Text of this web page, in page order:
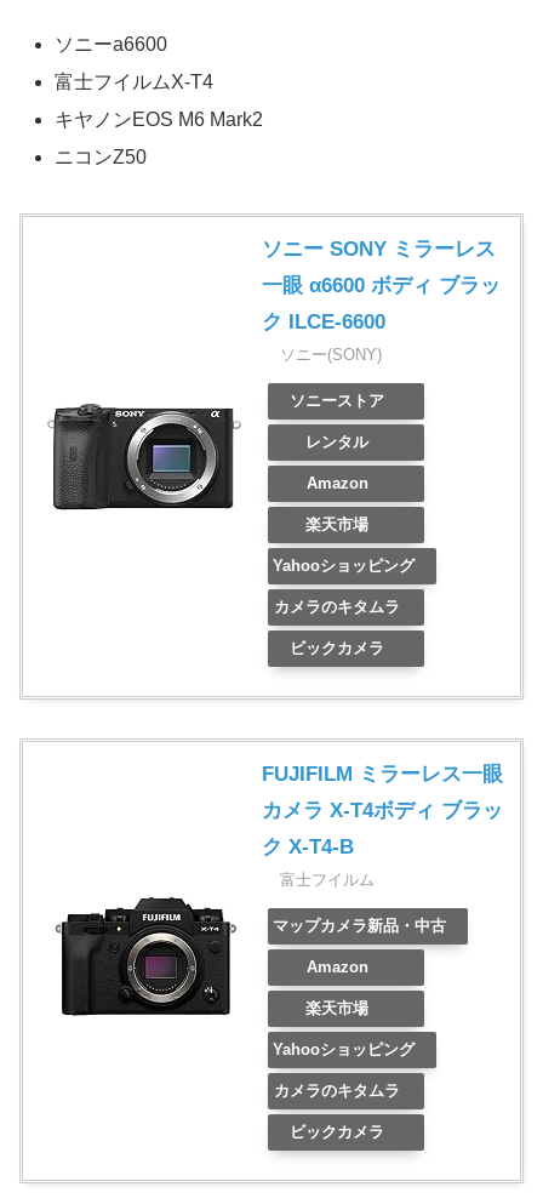
ソニーa6600
富士フイルムX-T4
キヤノンEOS M6 Mark2
ニコンZ50
ソニー SONY ミラーレス
一眼 α6600 ボディ ブラッ
ク ILCE-6600
ソニー(SONY)
ソニーストア
レンタル
Amazon
楽天市場
Yahooショッピング
カメラのキタムラ
ビックカメラ
FUJIFILM ミラーレス一眼
カメラ X-T4ボディ ブラッ
ク X-T4-B
富士フイルム
マップカメラ新品・中古
Amazon
楽天市場
Yahooショッピング
カメラのキタムラ
ビックカメラ